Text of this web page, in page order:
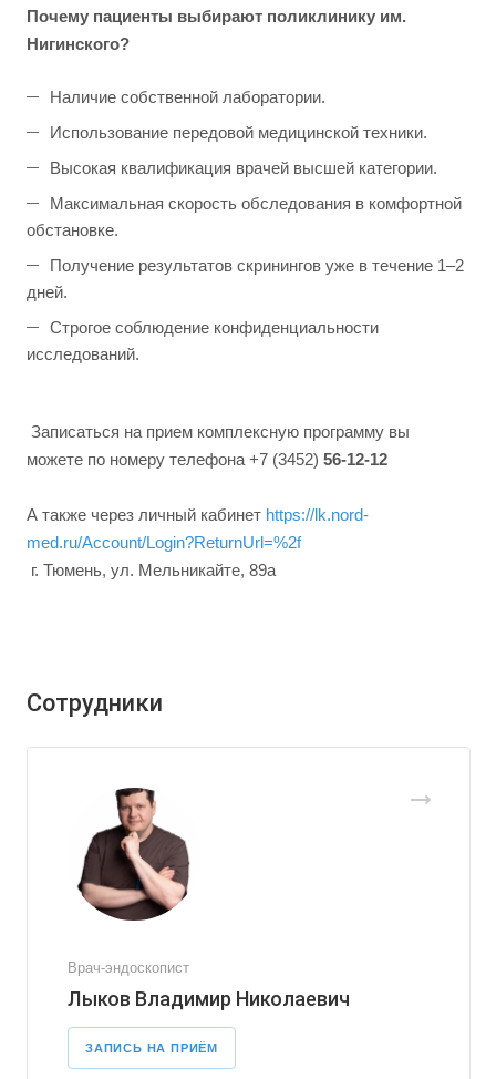
Почему пациенты выбирают поликлинику им.
Нигинского?
Hаличие собственной лаборатории.
Использование передовой медицинской техники.
Высокая квалификация врачей высшей категории.
Максимальная скорость обследования в комфортной
обстановке.
Получение результатов скринингов уже в течение 1–2
дней.
Строгое соблюдение конфиденциальности
исследований.
Записаться на прием комплексную программу вы
можете по номеру телефона +7 (3452) 56-12-12
А также через личный кабинет https://lk.nord-
med.ru/Account/Login?ReturnUrl=%2f
г. Тюмень, ул. Мельникайте, 89а
Сотрудники
Врач-эндоскопист
Лыков Владимир Николаевич
ЗАПИСЬ НА ПРИЁМ